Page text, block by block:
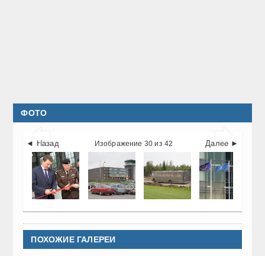
ФОТО
 
◄ Назад Далее ►
Изображение 30 из 42
ПОХОЖИЕ ГАЛЕРЕИ